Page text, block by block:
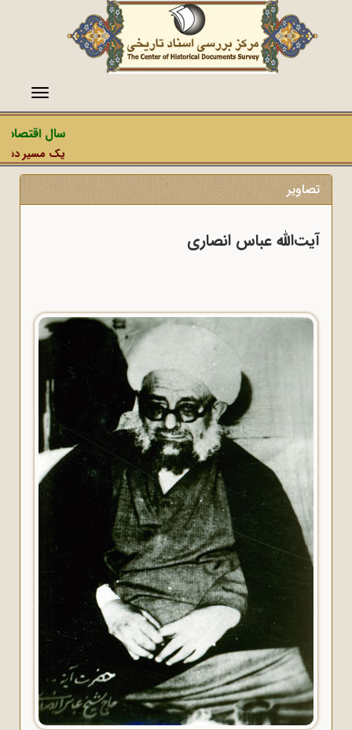
منو
سال
یک مسیر
تصاویر
آیت‌الله عباس انصاری